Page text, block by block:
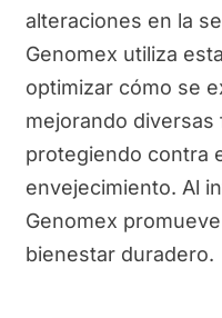
alteraciones en la
Genomex utiliza
optimizar cómo se
mejorando
protegiendo contra
envejecimiento. Al
Genomex
bienestar duradero.